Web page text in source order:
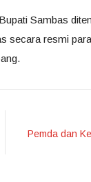
Sambas
secara resmi
Pemda dan